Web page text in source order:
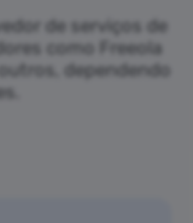
de serviços de
como Freeola
dependendo